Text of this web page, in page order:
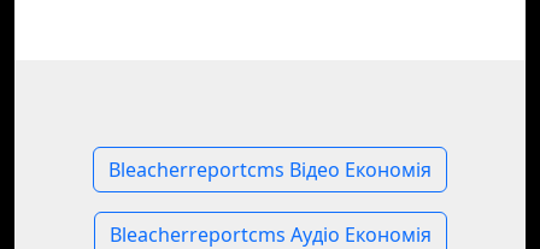
Bleacherreportcms Відео Економія
Bleacherreportcms Аудіо Економія